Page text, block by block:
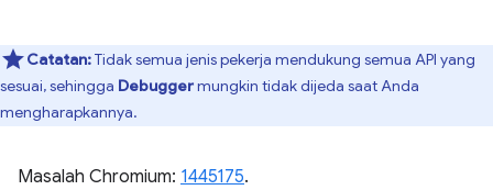
Catatan:Tidak semua jenis pekerja mendukung semua API yang
sesuai, sehingga Debuggermungkin tidak dijeda saat Anda
mengharapkannya.
Masalah Chromium: 1445175.